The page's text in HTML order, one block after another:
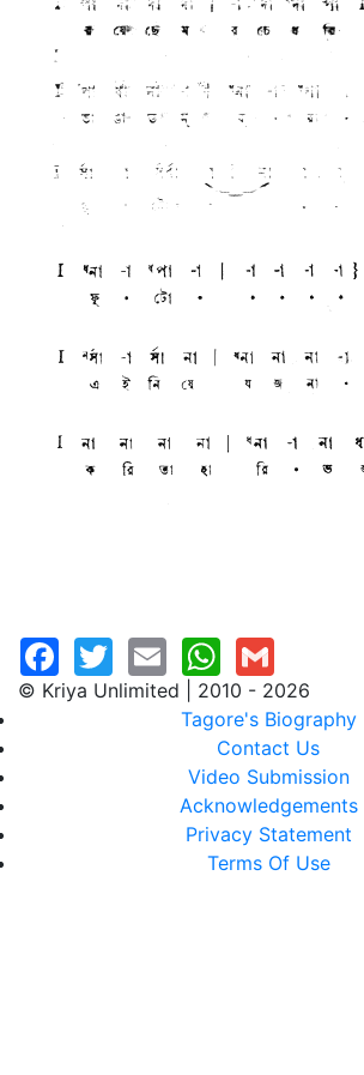
© Kriya Unlimited | 2010 - 2026
Tagore's Biography
Contact Us
Video Submission
Acknowledgements
Privacy Statement
Terms Of Use